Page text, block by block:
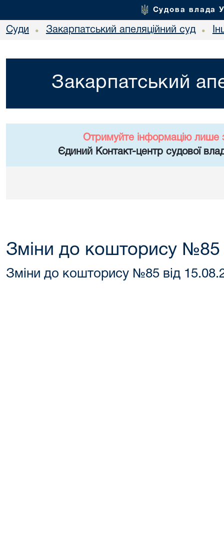
Судова влада
Суди • Закарпатський апеляційний суд •
Закарпатський
Отримуйте інформацію лише
Єдиний Контакт-центр судової
Зміни до кошторису №85
Зміни до кошторису №85 від